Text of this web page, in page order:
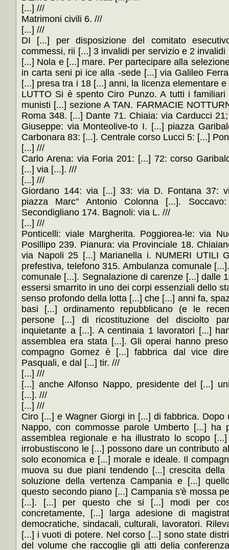
[...] ///
Matrimoni civili 6. ///
[...] ///
DI [...] per disposizione del comitato
commessi, rii [...] 3 invalidi per servizio e 2
[...] Nola e [...] mare. Per partecipare alla
in carta seni pi ice alla -sede [...] via Galileo
[...] presa tra i 18 [...] anni, la licenza elementare
LUTTO Si è spento Ciro Punzo. A tutti i
munisti [...] sezione A TAN. FARMACIE
Roma 348. [...] Dante 71. Chiaia: via Carducci
Giuseppe: via Monteolive-to I. [...] piazza
Carbonara 83: [...]. Centrale corso Lucci 5: [...]
[...] ///
Carlo Arena: via Foria 201: [...] 72: corso
[...] via [...]. ///
[...] ///
Giordano 144: via [...] 33: via D. Fontana 37:
piazza Marc" Antonio Colonna [...].
Secondigliano 174. Bagnoli: via L. ///
[...] ///
Ponticelli: viale Margherita. Poggiorea-le: via
Posillipo 239. Pianura: via Provinciale 18.
via Napoli 25 [...] Marianella i. NUMERI UTILI
prefestiva, telefono 315. Ambulanza comunale
comunale [...]. Segnalazione di carenze [...] dalle
essersi smarrito in uno dei corpi essenziali dello
senso profondo della lotta [...] che [...] anni fa,
basi [...] ordinamento repubblicano (e le
persone [...] di ricostituzione del disciolto
inquietante a [...]. A centinaia 1 lavoratori [...]
assemblea era stata [...]. Gli operai hanno
compagno Gomez è [...] fabbrica dal vice
Pasquali, e dal [...] tir. ///
[...] ///
[...] anche Alfonso Nappo, presidente del [...]
[...]. ///
[...] ///
Ciro [...] e Wagner Giorgi in [...] di fabbrica. Dopo
Nappo, con commosse parole Umberto [...] ha
assemblea regionale e ha illustrato lo scopo
irrobustiscono le [...] possono dare un contributo
solo economica e [...] morale e ideale. Il
muova su due piani tendendo [...] crescita
soluzione della vertenza Campania e [...]
questo secondo piano [...] Campania s'è mossa
[...]. [...] per questo che si [...] modi per
concretamente, [...] larga adesione di
democratiche, sindacali, culturali, lavoratori.
[...] i vuoti di potere. Nel corso [...] sono state
del volume che raccoglie gli atti delia